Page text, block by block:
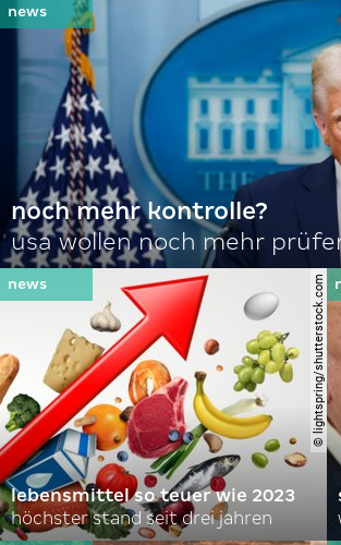
noch mehr kontrolle?
usa wollen noch mehr
© lightspring/shutterstock.com
lebensmittel so teuer wie 2023
höchster stand seit drei jahren